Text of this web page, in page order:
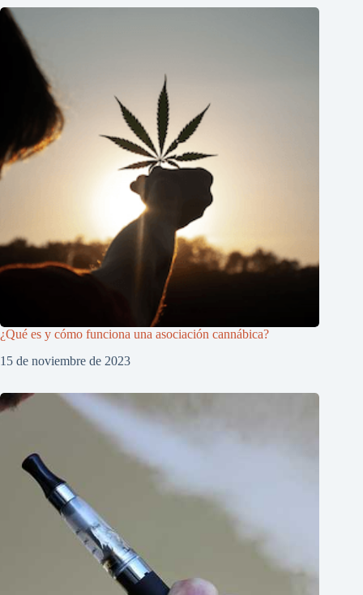
¿Qué es y cómo funciona una asociación cannábica?
15 de noviembre de 2023